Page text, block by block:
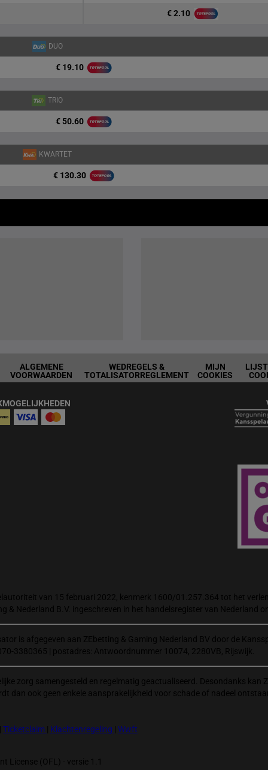
€ 2.10
DUO
€ 19.10
TRIO
€ 50.60
KWARTET
€ 130.30
ALGEMENE
VOORWAARDEN
WEDREGELS &
TOTALISATORREGLEMENT
MIJN
COOKIES
van 15 februari 2022, kenmerk 1600/01.257.364 tot het
& Nederland B.V. ingeschreven in het handelsregister van Nederland
is afgegeven aan ZEbetting & Gaming Nederland BV door de
3380365 | postadres: Antwoordnummer 10074, 2280VB, Rijswijk.
zorg samengesteld en regelmatig geactualiseerd. Desondanks kan
dan ook geen enkele aansprakelijkheid voor schade of nadeel
Ticketclaim Klachtenregeling Wwft
License (OFL) - versie 1.1